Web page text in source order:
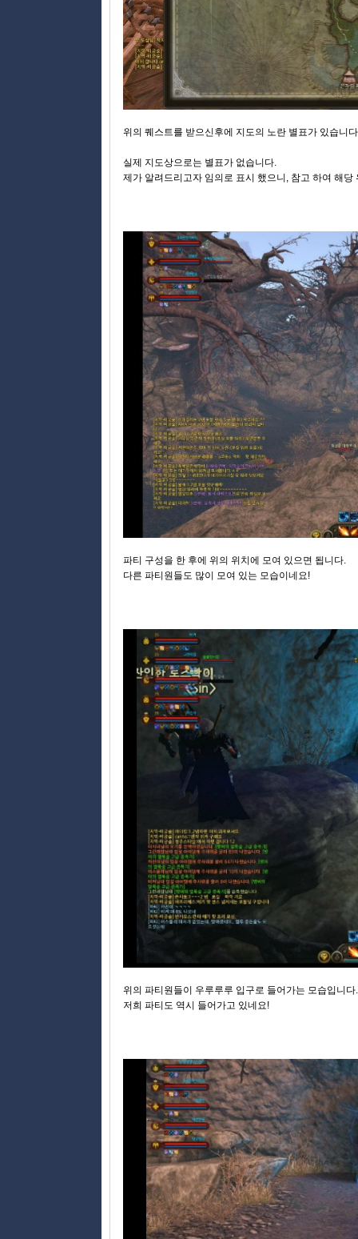
위의 퀘스트를 받으신후에 지도의 노란 별표가 있습니
실제 지도상으로는 별표가 없습니다.
제가 알려드리고자 임의로 표시 했으니, 참고 하여 해당
파티 구성을 한 후에 위의 위치에 모여 있으면 됩니다.
다른 파티원들도 많이 모여 있는 모습이네요!
위의 파티원들이 우루루루 입구로 들어가는 모습입니다
저희 파티도 역시 들어가고 있네요!